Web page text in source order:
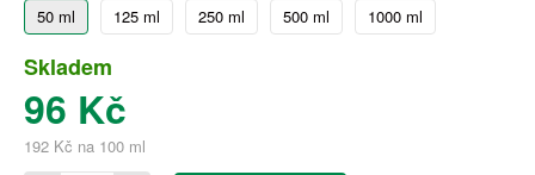
50 ml 125 ml 250 ml 500 ml 1000 ml
Skladem
96 Kč
192 Kč na 100 ml